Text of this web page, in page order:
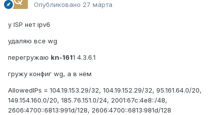
Опубликовано 27 марта
у ISP нет ipv6
удаляю все wg
перегружаю kn-1611 4.3.6.1
гружу конфиг wg, а в нём
AllowedIPs = 104.19.153.29/32, 104.19.152.29/32, 95.161.64.0/20,
149.154.160.0/20, 185.76.151.0/24, 2001:67c:4e8::/48,
2606:4700::6813:991d/128, 2606:4700::6813:981d/128